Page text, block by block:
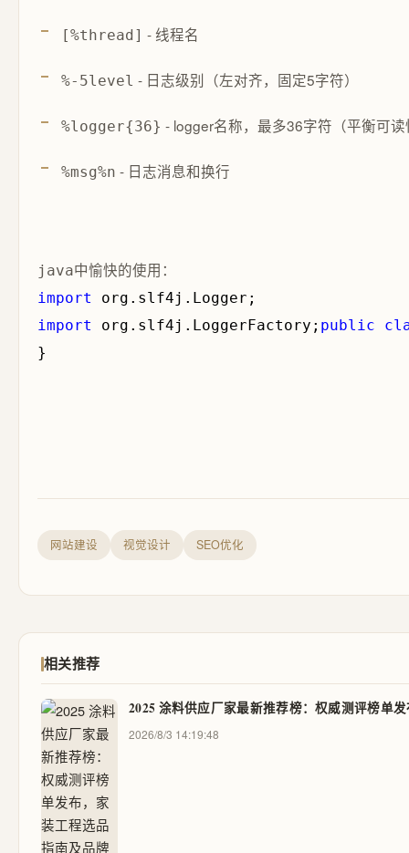
[%thread] - 线程名
%-5level - 日志级别（左对齐，固定5字符）
%logger{36} - logger名称，最多36字符（平衡可
%msg%n - 日志消息和换行
java中愉快的使用：
import
import
org.slf4j.LoggerFactory; public
}
网站建设 视觉设计 SEO优化
相关推荐
2025 涂料供应厂家最新推荐榜：权威测评榜单
2026/8/3 14:19:48